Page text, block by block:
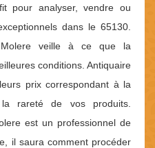
pour analyser, vendre ou
dans le 65130.
Molere veille à ce que la
conditions. Antiquaire
prix correspondant à la
rareté de vos produits.
est un professionnel de
il saura comment procéder